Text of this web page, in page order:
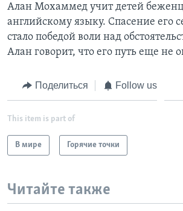
Алан Мохаммед учит детей
английскому языку. Спасение его
стало победой воли над
Алан говорит, что его путь еще не
Поделиться Follow us
This item is part of
В мире Горячие точки
Читайте также